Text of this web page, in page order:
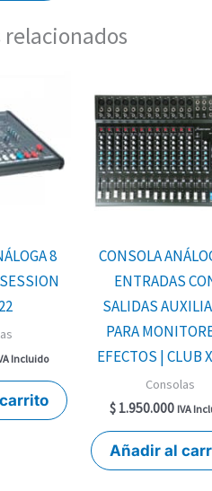
8
Incluido
CONSOLA
ENTRADAS
SALIDAS
PARA
EFECTOS | CLUB
Consolas
$ 1.950.000 IVA
Añadir al